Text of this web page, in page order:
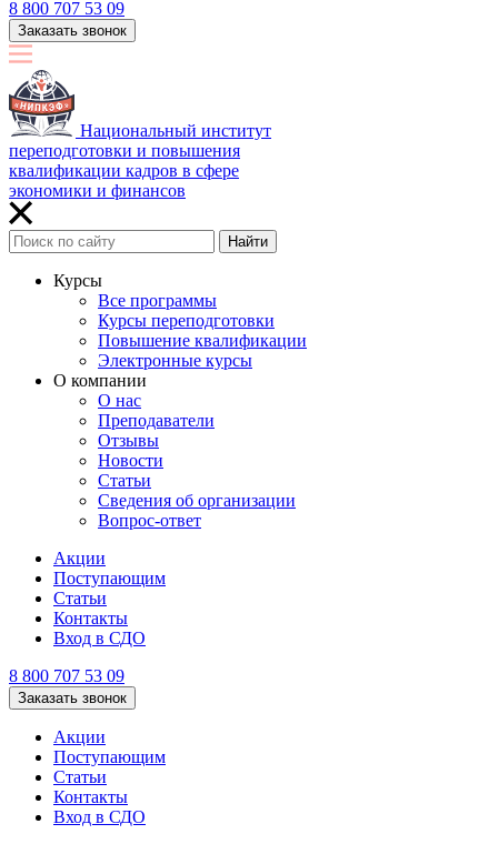
8 800 707 53 09
Заказать звонок
Национальный институт
переподготовки и повышения
квалификации кадров в сфере
экономики и финансов
Найти
Курсы
Все программы
Курсы переподготовки
Повышение квалификации
Электронные курсы
О компании
О нас
Преподаватели
Отзывы
Новости
Статьи
Сведения об организации
Вопрос-ответ
Акции
Поступающим
Статьи
Контакты
Вход в СДО
8 800 707 53 09
Заказать звонок
Акции
Поступающим
Статьи
Контакты
Вход в СДО